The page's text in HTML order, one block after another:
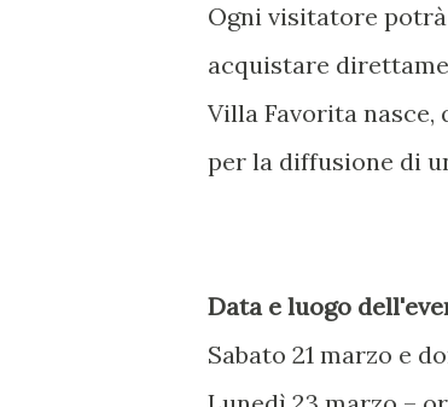
Ogni visitatore
acquistare
Villa Favorita
per la diffusione di
Data e luogo
Sabato 21 marzo e